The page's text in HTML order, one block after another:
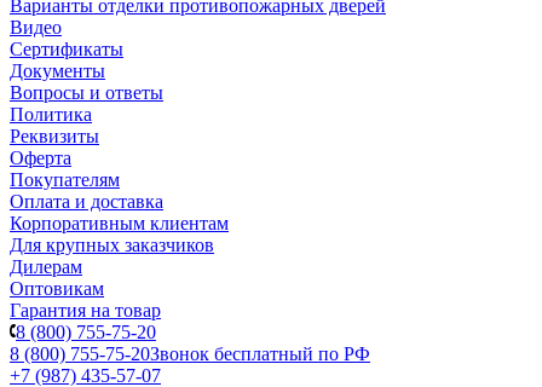
Варианты отделки противопожарных дверей
Видео
Сертификаты
Документы
Вопросы и ответы
Политика
Реквизиты
Оферта
Покупателям
Оплата и доставка
Корпоративным клиентам
Для крупных заказчиков
Дилерам
Оптовикам
Гарантия на товар
8 (800) 755-75-20
8 (800) 755-75-20Звонок бесплатный по РФ
+7 (987) 435-57-07